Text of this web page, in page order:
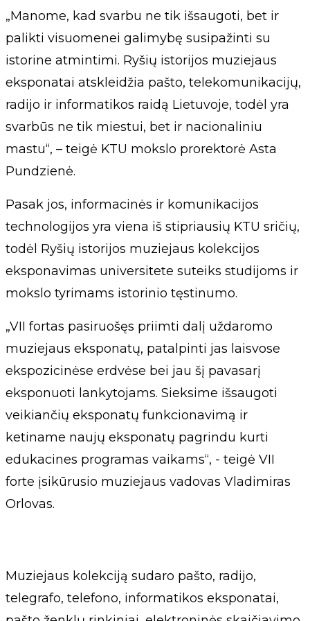
„Manome, kad svarbu ne tik išsaugoti, bet ir
palikti visuomenei galimybę susipažinti su
istorine atmintimi. Ryšių istorijos muziejaus
eksponatai atskleidžia pašto, telekomunikacijų,
radijo ir informatikos raidą Lietuvoje, todėl yra
svarbūs ne tik miestui, bet ir nacionaliniu
mastu“, – teigė KTU mokslo prorektorė Asta
Pundzienė.
Pasak jos, informacinės ir komunikacijos
technologijos yra viena iš stipriausių KTU sričių,
todėl Ryšių istorijos muziejaus kolekcijos
eksponavimas universitete suteiks studijoms ir
mokslo tyrimams istorinio tęstinumo.
„VII fortas pasiruošęs priimti dalį uždaromo
muziejaus eksponatų, patalpinti jas laisvose
ekspozicinėse erdvėse bei jau šį pavasarį
eksponuoti lankytojams. Sieksime išsaugoti
veikiančių eksponatų funkcionavimą ir
ketiname naujų eksponatų pagrindu kurti
edukacines programas vaikams“, - teigė VII
forte įsikūrusio muziejaus vadovas Vladimiras
Orlovas.
Muziejaus kolekciją sudaro pašto, radijo,
telegrafo, telefono, informatikos eksponatai,